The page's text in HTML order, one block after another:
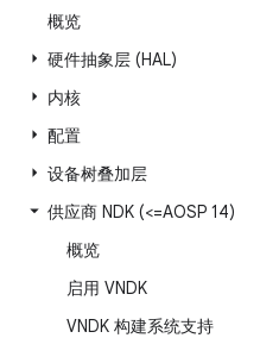
概览
硬件抽象层 (HAL)
内核
配置
设备树叠加层
供应商 NDK (<=AOSP 14)
概览
启用 VNDK
VNDK 构建系统支持